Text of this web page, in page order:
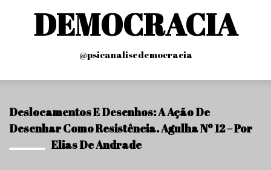
DEMOCRACIA
@psicanalisedemocracia
Ato Psicanalistas Pela Sustentação E Apoio À
Democracia No Brasil
Front Page
O PPD
Deslocamentos E Desenhos: A Ação De
Desenhar Como Resistência. Agulha Nº 12 – Por
Elias De Andrade